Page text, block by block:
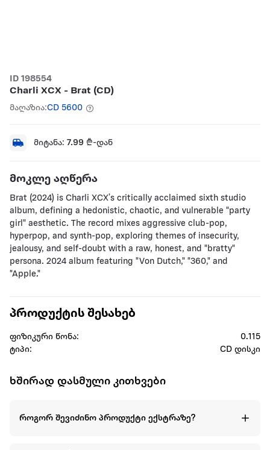
ID 198554
Charli XCX - Brat (CD)
მაღაზია:CD 5600
მიტანა: 7.99 ₾-დან
მოკლე აღწერა
Brat (2024) is Charli XCX’s critically acclaimed sixth studio
album, defining a hedonistic, chaotic, and vulnerable "party
girl" aesthetic. The record mixes aggressive club-pop,
hyperpop, and synth-pop, exploring themes of insecurity,
jealousy, and self-doubt with a raw, honest, and "bratty"
persona. 2024 album featuring "Von Dutch," "360," and
"Apple."
პროდუქტის შესახებ
ფიზიკური წონა:
0.115
ტიპი:
CD დისკი
ხშირად დასმული კითხვები
როგორ შევიძინო პროდუქტი ექსტრაზე?